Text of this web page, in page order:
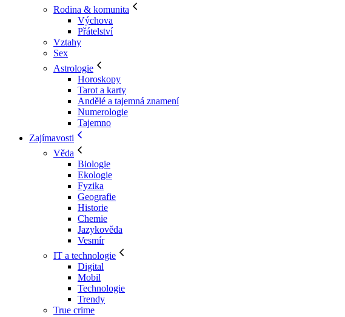
Rodina & komunita
Výchova
Přátelství
Vztahy
Sex
Astrologie
Horoskopy
Tarot a karty
Andělé a tajemná znamení
Numerologie
Tajemno
Zajímavosti
Věda
Biologie
Ekologie
Fyzika
Geografie
Historie
Chemie
Jazykověda
Vesmír
IT a technologie
Digital
Mobil
Technologie
Trendy
True crime